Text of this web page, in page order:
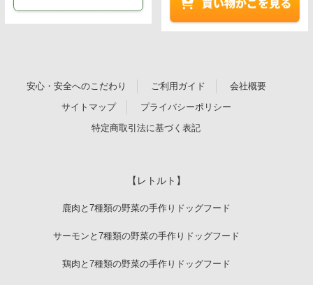
安心・安全へのこだわり ご利用ガイド
会社概要
サイトマップ
プライバシーポリシー
特定商取引法に基づく表記
【レトルト】
鹿肉と7種類の野菜の手作りドッグフード
サーモンと7種類の野菜の手作りドッグフード
鶏肉と7種類の野菜の手作りドッグフード